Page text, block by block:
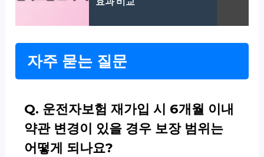
자주 묻는 질문
Q. 운전자보험 재가입 시 6개월 이내
약관 변경이 있을 경우 보장 범위는
어떻게 되나요?